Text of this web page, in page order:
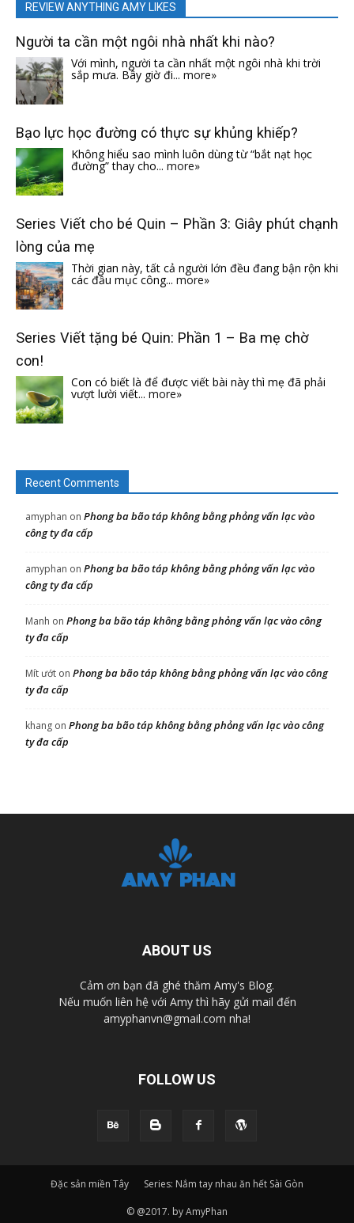
REVIEW ANYTHING AMY LIKES
Người ta cần một ngôi nhà nhất khi nào?
Với mình, người ta cần nhất một ngôi nhà khi trời
sắp mưa. Bây giờ đi... more»
Bạo lực học đường có thực sự khủng khiếp?
Không hiểu sao mình luôn dùng từ “bắt nạt học
đường” thay cho... more»
Series Viết cho bé Quin – Phần 3: Giây phút chạnh
lòng của mẹ
Thời gian này, tất cả người lớn đều đang bận rộn khi
các đầu mục công... more»
Series Viết tặng bé Quin: Phần 1 – Ba mẹ chờ
con!
Con có biết là để được viết bài này thì mẹ đã phải
vượt lười viết... more»
Recent Comments
amyphan on Phong ba bão táp không bằng phỏng vấn lạc vào
công ty đa cấp
amyphan on Phong ba bão táp không bằng phỏng vấn lạc vào
công ty đa cấp
Manh on Phong ba bão táp không bằng phỏng vấn lạc vào công
ty đa cấp
Mít ướt on Phong ba bão táp không bằng phỏng vấn lạc vào công
ty đa cấp
khang on Phong ba bão táp không bằng phỏng vấn lạc vào công
ty đa cấp
ABOUT US
Cảm ơn bạn đã ghé thăm Amy's Blog.
Nếu muốn liên hệ với Amy thì hãy gửi mail đến
amyphanvn@gmail.com nha!
FOLLOW US
Đặc sản miền Tây Series: Nắm tay nhau ăn hết Sài Gòn
© @2017. by AmyPhan